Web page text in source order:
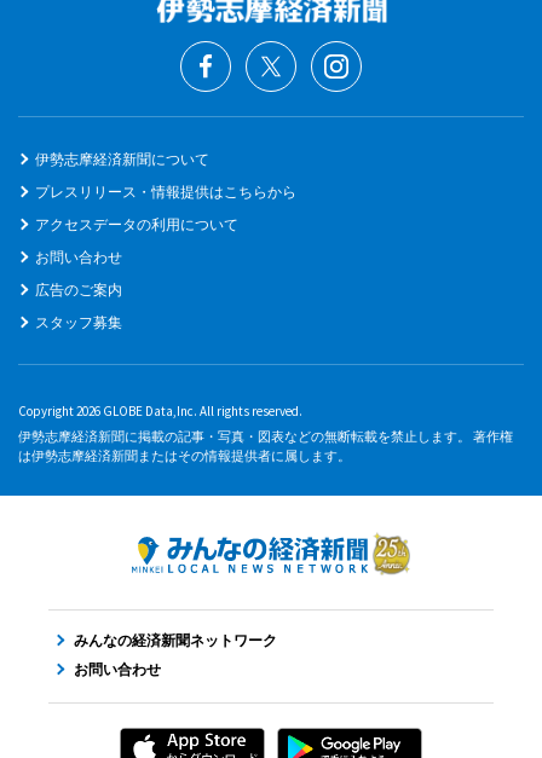
伊勢志摩経済新聞について
プレスリリース・情報提供はこちらから
アクセスデータの利用について
お問い合わせ
広告のご案内
スタッフ募集
Copyright 2026 GLOBE Data,Inc. All rights reserved.
伊勢志摩経済新聞に掲載の記事・写真・図表などの無断転載を禁止します。 著作権
は伊勢志摩経済新聞またはその情報提供者に属します。
みんなの経済新聞ネットワーク
お問い合わせ